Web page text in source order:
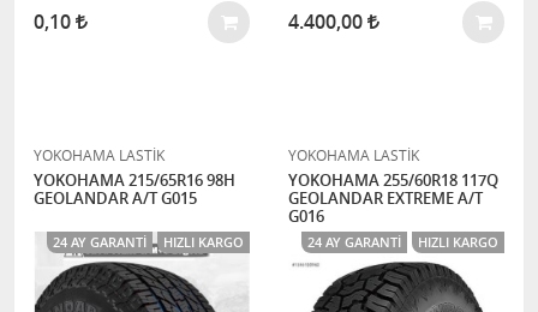
0,10 4.400,00
YOKOHAMA LASTİK
YOKOHAMA 215/65R16 98H
GEOLANDAR A/T G015
24 AY GARANTI HIZLI KARGO
YOKOHAMA LASTİK
YOKOHAMA 255/60R18 117Q
GEOLANDAR EXTREME A/T
G016
24 AY GARANTI HIZLI KARGO